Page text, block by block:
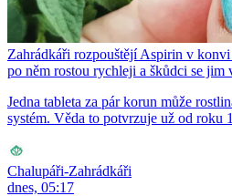
Zahrádkáři rozpouštějí Aspirin v
po něm rostou rychleji a škůdci se jim
Jedna tableta za pár korun může
systém. Věda to potvrzuje už od roku
Chalupáři-Zahrádkáři
dnes, 05:17